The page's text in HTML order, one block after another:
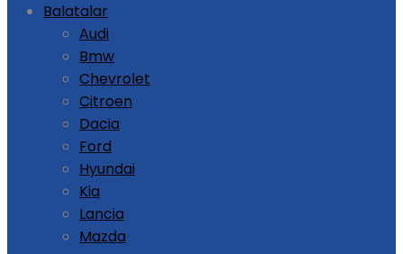
Balatalar
Audi
Bmw
Chevrolet
Citroen
Dacia
Ford
Hyundai
Kia
Lancia
Mazda